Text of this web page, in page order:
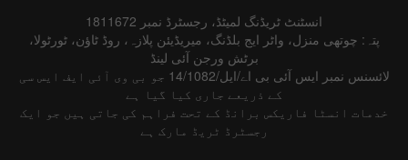
انسٹنٹ ٹریڈنگ لمیٹڈ، رجسٹرڈ نمبر 1811672
پتہ: چوتھی منزل، واٹر ایج بلڈنگ، میریڈیئن پلازہ، روڈ ٹاؤن، ٹورٹولا،
برٹش ورجن آئی لینڈ
لائسنس نمبر ایس آئی بی اے/ایل/14/1082 جو بی وی آئی ایف ایس سی
کے ذریعے جاری کیا گیا ہے
خدمات انسٹا فاریکس برانڈ کے تحت فراہم کی جاتی ہیں جو ایک
رجسٹرڈ ٹریڈ مارک ہے